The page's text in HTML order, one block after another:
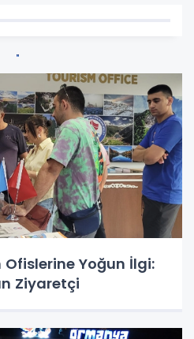
Ofislerine Yoğun İlgi:
Ziyaretçi